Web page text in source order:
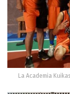
La Academia